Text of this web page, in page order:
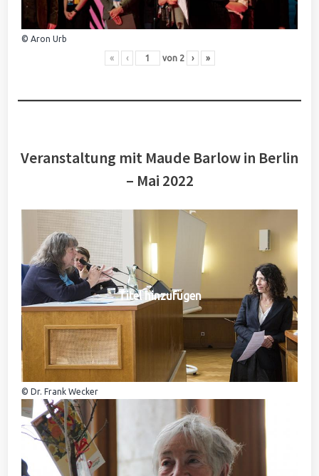
© Aron Urb
« ‹ von 2 › »
Veranstaltung mit Maude Barlow in Berlin
– Mai 2022
Titel hinzufügen
© Dr. Frank Wecker